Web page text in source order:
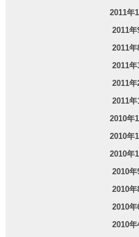
2011年
2011
2011
2011
2011
2011
2010年
2010年
2010年
2010
2010
2010
2010